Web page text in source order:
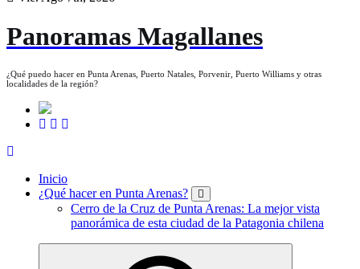
Panoramas Magallanes
¿Qué puedo hacer en Punta Arenas, Puerto Natales, Porvenir, Puerto Williams y otras
localidades de la región?
Inicio
¿Qué hacer en Punta Arenas?
Cerro de la Cruz de Punta Arenas: La mejor vista
panorámica de esta ciudad de la Patagonia chilena